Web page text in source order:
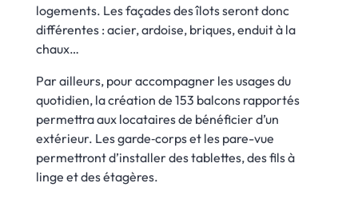
logements. Les façades des îlots seront donc
différentes : acier, ardoise, briques, enduit à la
chaux…
Par ailleurs, pour accompagner les usages du
quotidien, la création de 153 balcons rapportés
permettra aux locataires de bénéficier d’un
extérieur. Les garde‑corps et les pare-vue
permettront d’installer des tablettes, des fils à
linge et des étagères.